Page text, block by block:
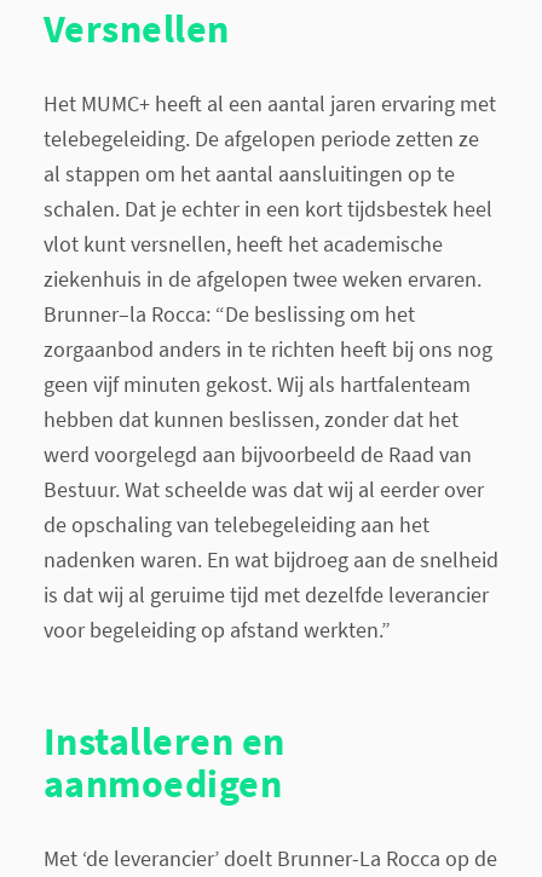
Versnellen
Het MUMC+ heeft al een aantal jaren ervaring met
telebegeleiding. De afgelopen periode zetten ze
al stappen om het aantal aansluitingen op te
schalen. Dat je echter in een kort tijdsbestek heel
vlot kunt versnellen, heeft het academische
ziekenhuis in de afgelopen twee weken ervaren.
Brunner–la Rocca: “De beslissing om het
zorgaanbod anders in te richten heeft bij ons nog
geen vijf minuten gekost. Wij als hartfalenteam
hebben dat kunnen beslissen, zonder dat het
werd voorgelegd aan bijvoorbeeld de Raad van
Bestuur. Wat scheelde was dat wij al eerder over
de opschaling van telebegeleiding aan het
nadenken waren. En wat bijdroeg aan de snelheid
is dat wij al geruime tijd met dezelfde leverancier
voor begeleiding op afstand werkten.”
Installeren en
aanmoedigen
Met ‘de leverancier’ doelt Brunner-La Rocca op de